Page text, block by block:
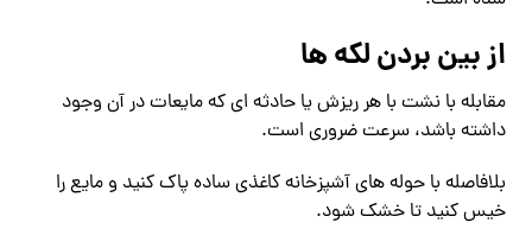
از بین بردن لکه ها
مقابله با نشت با هر ریزش یا حادثه ای که مایعات در آن وجود
داشته باشد، سرعت ضروری است.
بلافاصله با حوله های آشپزخانه کاغذی ساده پاک کنید و مایع را
خیس کنید تا خشک شود.